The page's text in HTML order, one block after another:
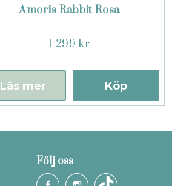
Amoris Rabbit Rosa
1 299 kr
Köp
Läs mer
Följ oss